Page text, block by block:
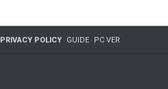
PRIVACY POLICY GUIDE PC VER